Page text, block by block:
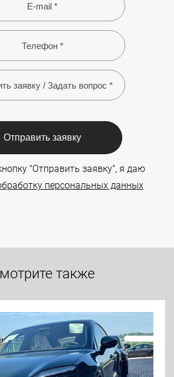
Отправить заявку
"Отправить заявку", я даю
персональных данных
также